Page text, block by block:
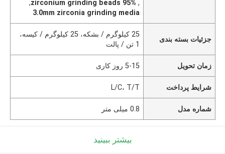
,
95% zirconium grinding beads
,
3.0mm zirconia grinding media
جزئیات بسته بندی
25 کیلوگرم / بشکه، 25 کیلوگرم / کیسه،
1 تن / پالت
زمان تحویل 5-15 روز کاری
شرایط پرداخت L/C، T/T
شماره مدل 0.8 میلی متر
بیشتر ببینید